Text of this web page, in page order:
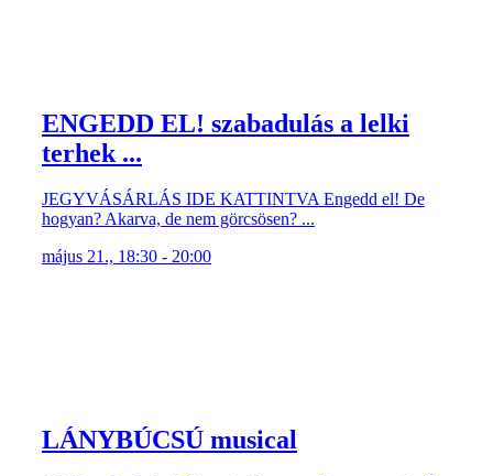
ENGEDD EL! szabadulás a lelki
terhek ...
JEGYVÁSÁRLÁS IDE KATTINTVA Engedd el! De
hogyan? Akarva, de nem görcsösen? ...
május 21., 18:30 - 20:00
LÁNYBÚCSÚ musical